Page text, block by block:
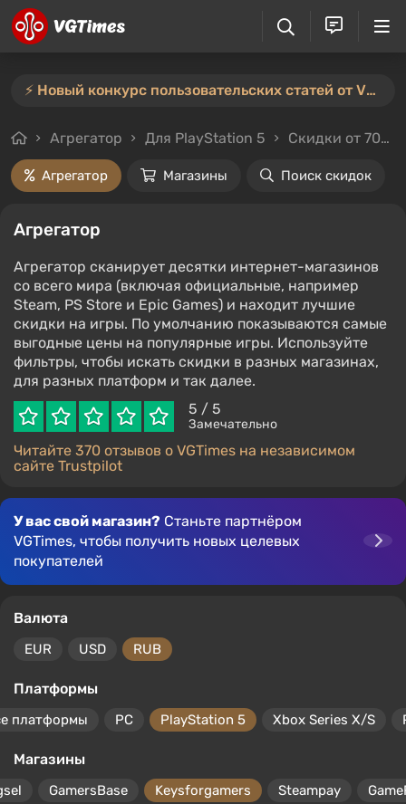
⚡️ Новый конкурс пользовательских статей от VGTimes — участвуйте тут ⚡️
Агрегатор Для PlayStation 5 Скидки от 70%
Агрегатор Магазины Поиск скидок
Агрегатор
Агрегатор сканирует десятки интернет-магазинов
со всего мира (включая официальные, например
Steam, PS Store и Epic Games) и находит лучшие
скидки на игры. По умолчанию показываются самые
выгодные цены на популярные игры. Используйте
фильтры, чтобы искать скидки в разных магазинах,
для разных платформ и так далее.
5 / 5
Замечательно
Читайте 370 отзывов о VGTimes на независимом
сайте Trustpilot
У вас свой магазин? Станьте партнёром
VGTimes, чтобы получить новых целевых
покупателей
Валюта
EUR USD RUB
Платформы
платформы PC PlayStation 5 Xbox Series X/S
Магазины
GamersBase Keysforgamers Steampay